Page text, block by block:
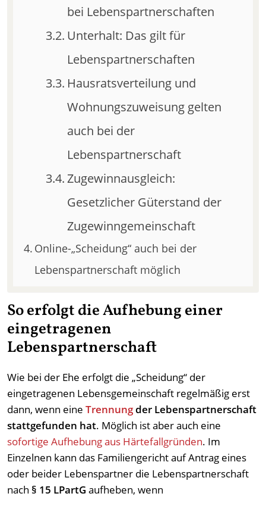
bei Lebenspartnerschaften
Unterhalt: Das gilt für
Lebenspartnerschaften
Hausratsverteilung und
Wohnungszuweisung gelten
auch bei der
Lebenspartnerschaft
Zugewinnausgleich:
Gesetzlicher Güterstand der
Zugewinngemeinschaft
Online-„Scheidung“ auch bei der
Lebenspartnerschaft möglich
So erfolgt die Aufhebung einer
eingetragenen
Lebenspartnerschaft
Wie bei der Ehe erfolgt die „Scheidung“ der
eingetragenen Lebensgemeinschaft regelmäßig erst
dann, wenn eine Trennungder Lebenspartnerschaft
stattgefunden hat. Möglich ist aber auch eine
sofortige Aufhebung aus Härtefallgründen. Im
Einzelnen kann das Familiengericht auf Antrag eines
oder beider Lebenspartner die Lebenspartnerschaft
nach § 15 LPartG aufheben, wenn